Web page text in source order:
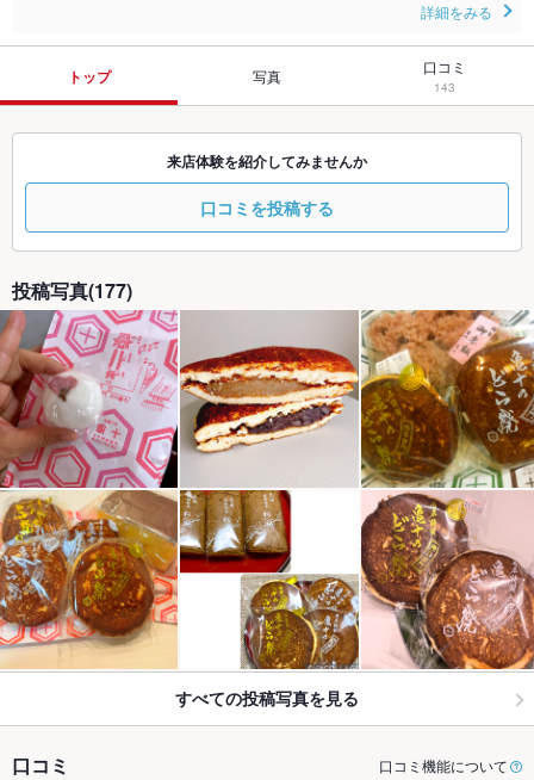
詳細をみる
トップ 写真 口コミ
143
来店体験を紹介してみませんか
口コミを投稿する
投稿写真(177)
すべての投稿写真を見る
口コミ 口コミ機能について